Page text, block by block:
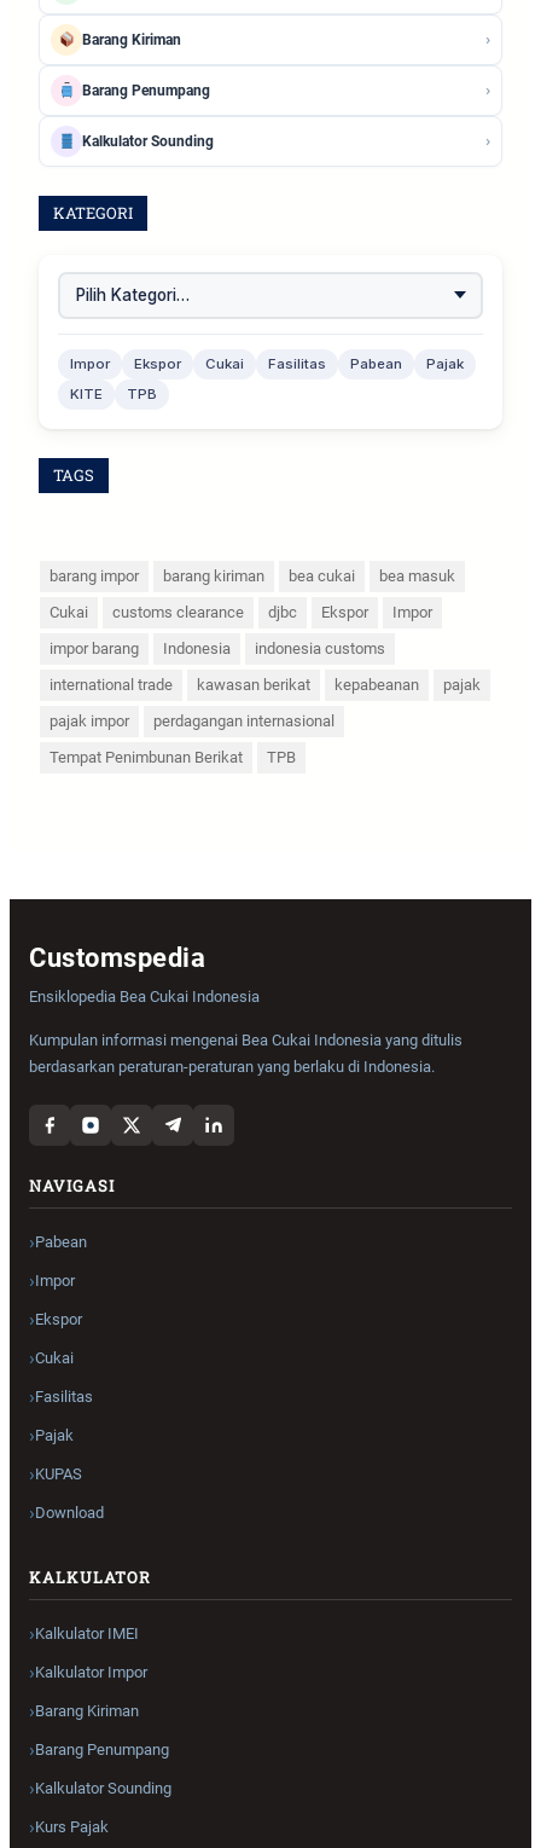
Barang Kiriman ›
Barang Penumpang ›
Kalkulator Sounding ›
KATEGORI
Impor Ekspor Cukai Fasilitas Pabean
Pajak
KITE
TPB
TAGS
barang impor barang kiriman bea cukai
bea masuk
Cukai
customs clearance djbc Ekspor
Impor
impor barang
Indonesia
indonesia customs
international trade
kawasan berikat kepabeanan
pajak
pajak impor
perdagangan internasional
Tempat Penimbunan Berikat
TPB
Customspedia
Ensiklopedia Bea Cukai Indonesia
Kumpulan informasi mengenai Bea Cukai Indonesia yang ditulis
berdasarkan peraturan-peraturan yang berlaku di Indonesia.
NAVIGASI
Pabean
Impor
Ekspor
Cukai
Fasilitas
Pajak
KUPAS
Download
KALKULATOR
Kalkulator IMEI
Kalkulator Impor
Barang Kiriman
Barang Penumpang
Kalkulator Sounding
Kurs Pajak